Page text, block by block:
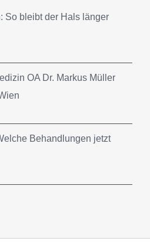
So bleibt der Hals länger
OA Dr. Markus Müller
Behandlungen jetzt